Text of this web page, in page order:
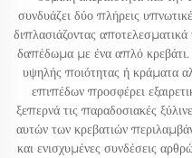
συνδυάζει δύο πλήρεις
διπλασιάζοντας
δαπέδωμα με ένα απλό
υψηλής ποιότητας ή κράματα
επιπέδων προσφέρει
ξεπερνά τις παραδοσιακές
αυτών των κρεβατιών
και ενισχυμένες συνδέσεις